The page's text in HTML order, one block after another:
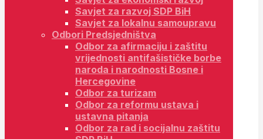
Savjet za razvoj SDP BiH
Savjet za lokalnu samoupravu
Odbori Predsjedništva
Odbor za afirmaciju i zaštitu
vrijednosti antifašističke borbe
naroda i narodnosti Bosne i
Hercegovine
Odbor za turizam
Odbor za reformu ustava i
ustavna pitanja
Odbor za rad i socijalnu zaštitu